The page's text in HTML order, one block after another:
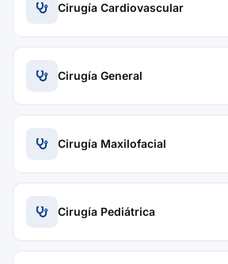
Cirugía Cardiovascular
Cirugía General
Cirugía Maxilofacial
Cirugía Pediátrica